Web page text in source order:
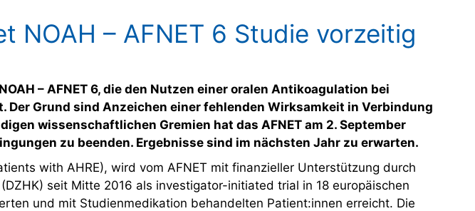
NOAH – AFNET 6 Studie vorzeitig
– AFNET 6, die den Nutzen einer oralen Antikoagulation bei
Grund sind Anzeichen einer fehlenden Wirksamkeit in Verbindung
wissenschaftlichen Gremien hat das AFNET am 2. September
zu beenden. Ergebnisse sind im nächsten Jahr zu erwarten.
with AHRE), wird vom AFNET mit finanzieller Unterstützung durch
seit Mitte 2016 als investigator-initiated trial in 18 europäischen
und mit Studienmedikation behandelten Patient:innen erreicht. Die